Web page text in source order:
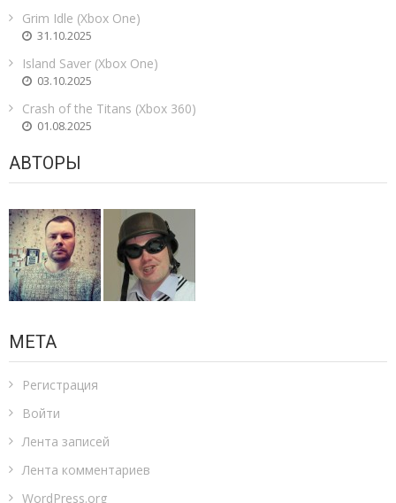
Grim Idle (Xbox One)
31.10.2025
Island Saver (Xbox One)
03.10.2025
Crash of the Titans (Xbox 360)
01.08.2025
АВТОРЫ
МЕТА
Регистрация
Войти
Лента записей
Лента комментариев
WordPress.org